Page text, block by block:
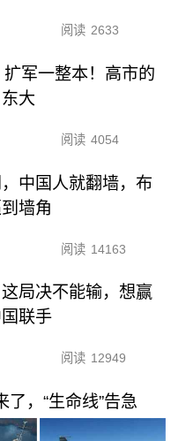
阅读 2633
军一整本！高市的
大
阅读 4054
中国人就翻墙，布
墙角
阅读 14163
局决不能输，想赢
联手
阅读 12949
，“生命线”告急